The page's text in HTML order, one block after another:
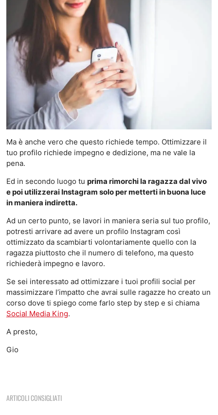
Ma è anche vero che questo richiede tempo. Ottimizzare il
tuo profilo richiede impegno e dedizione, ma ne vale la
pena.
Ed in secondo luogo tu prima rimorchi la ragazza dal vivo
e poi utilizzerai Instagram solo per metterti in buona luce
in maniera indiretta.
Ad un certo punto, se lavori in maniera seria sul tuo profilo,
potresti arrivare ad avere un profilo Instagram così
ottimizzato da scambiarti volontariamente quello con la
ragazza piuttosto che il numero di telefono, ma questo
richiederà impegno e lavoro.
Se sei interessato ad ottimizzare i tuoi profili social per
massimizzare l’impatto che avrai sulle ragazze ho creato un
corso dove ti spiego come farlo step by step e si chiama
Social Media King.
A presto,
Gio
ARTICOLI CONSIGLIATI